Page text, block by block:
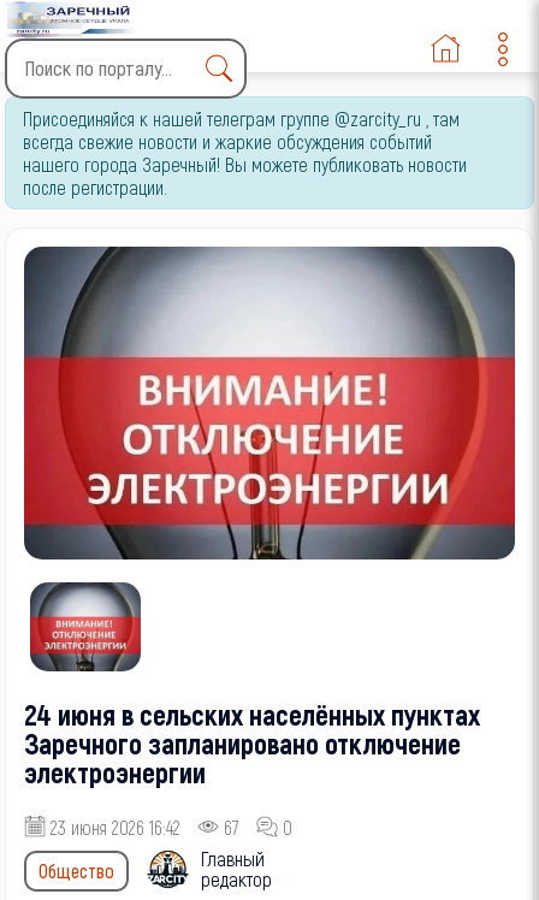
Type 2 or more characters
for results.
Присоединяйся к нашей телеграм группе @zarcity_ru , там
всегда свежие новости и жаркие обсуждения событий
нашего города Заречный! Вы можете публиковать новости
после регистрации.
24 июня в сельских населённых пунктах
Заречного запланировано отключение
электроэнергии
23 июня 2026 16:42 67
0
Общество
Главный
редактор